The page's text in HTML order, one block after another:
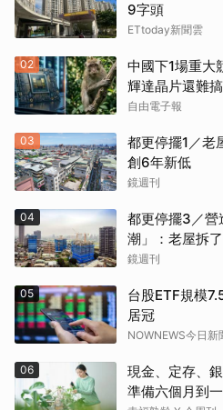
9字頭
ETtoday新聞雲
02
中國下1場重大
輝達晶片還難搞
自由電子報
03
都更停擺1／
創6年新低
鏡週刊
04
都更停擺3／
潮」：老屋拆
鏡週刊
05
台股ETF規模
居冠
NOWNEWS今日新
06
現金、定存、
準備六個月到